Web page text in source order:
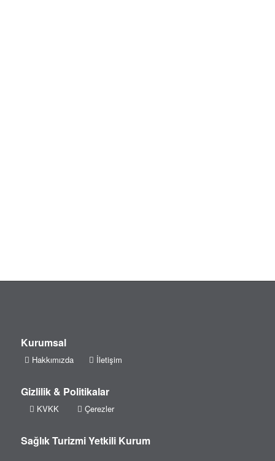
Kurumsal
Hakkımızda İletişim
Gizlilik & Politikalar
KVKK Çerezler
Sağlık Turizmi Yetkili Kurum